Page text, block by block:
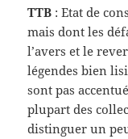
TTB : Etat de
mais dont les
l’avers et le
légendes bien
sont pas
plupart des
distinguer un